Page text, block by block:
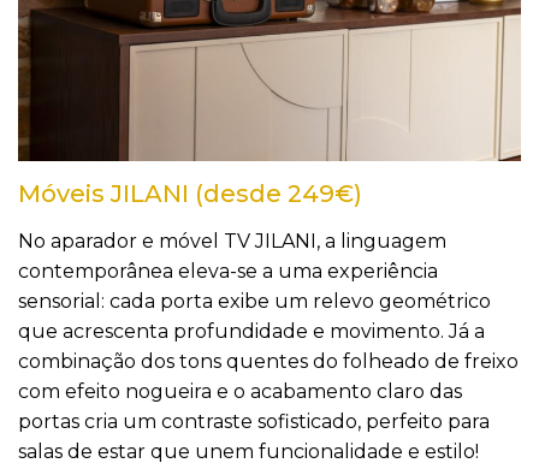
Móveis JILANI (desde 249€)
No aparador e móvel TV JILANI, a linguagem
contemporânea eleva-se a uma experiência
sensorial: cada porta exibe um relevo geométrico
que acrescenta profundidade e movimento. Já a
combinação dos tons quentes do folheado de freixo
com efeito nogueira e o acabamento claro das
portas cria um contraste sofisticado, perfeito para
salas de estar que unem funcionalidade e estilo!